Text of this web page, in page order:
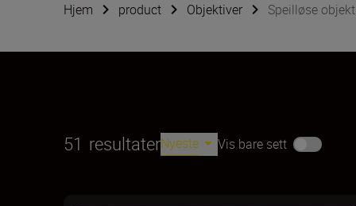
Hjem product Objektiver Speilløse
51 resultaterNyeste Vis bare sett